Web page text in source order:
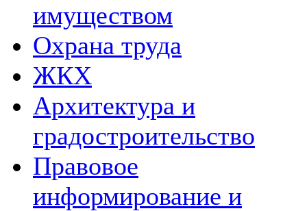
имуществом
Охрана труда
ЖКХ
Архитектура и
градостроительство
Правовое
информирование и